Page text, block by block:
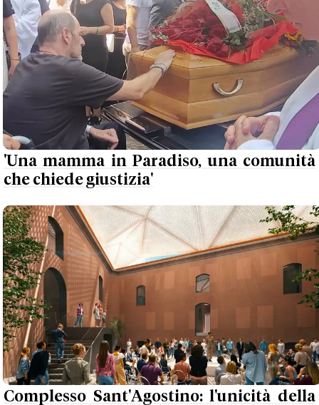
'Una mamma in Paradiso, una comunità
che chiede giustizia'
Complesso Sant'Agostino: l'unicità della